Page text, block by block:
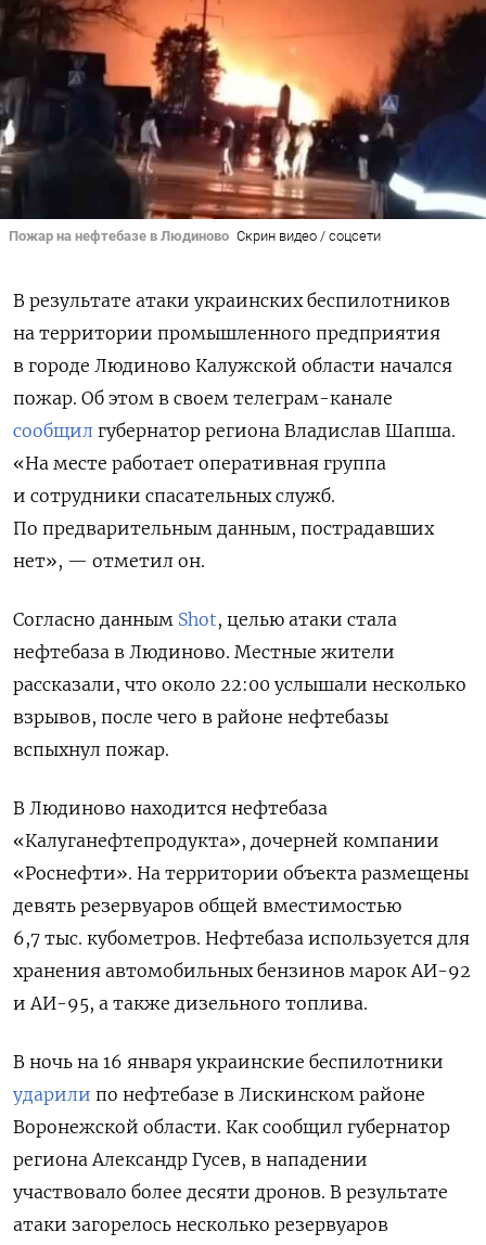
Пожар на нефтебазе в Людиново Скрин видео / соцсети
В результате атаки украинских беспилотников
на территории промышленного предприятия
в городе Людиново Калужской области начался
пожар. Об этом в своем телеграм-канале
сообщил губернатор региона Владислав Шапша.
«На месте работает оперативная группа
и сотрудники спасательных служб.
По предварительным данным, пострадавших
нет», — отметил он.
Согласно данным Shot, целью атаки стала
нефтебаза в Людиново. Местные жители
рассказали, что около 22:00 услышали несколько
взрывов, после чего в районе нефтебазы
вспыхнул пожар.
В Людиново находится нефтебаза
«Калуганефтепродукта», дочерней компании
«Роснефти». На территории объекта размещены
девять резервуаров общей вместимостью
6,7 тыс. кубометров. Нефтебаза используется для
хранения автомобильных бензинов марок АИ-92
и АИ-95, а также дизельного топлива.
В ночь на 16 января украинские беспилотники
ударили по нефтебазе в Лискинском районе
Воронежской области. Как сообщил губернатор
региона Александр Гусев, в нападении
участвовало более десяти дронов. В результате
атаки загорелось несколько резервуаров